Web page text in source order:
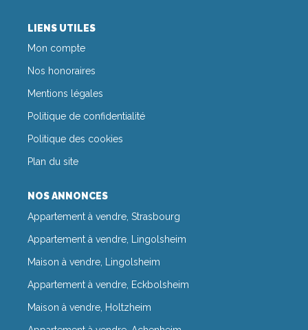
LIENS UTILES
Mon compte
Nos honoraires
Mentions légales
Politique de confidentialité
Politique des cookies
Plan du site
NOS ANNONCES
Appartement à vendre, Strasbourg
Appartement à vendre, Lingolsheim
Maison à vendre, Lingolsheim
Appartement à vendre, Eckbolsheim
Maison à vendre, Holtzheim